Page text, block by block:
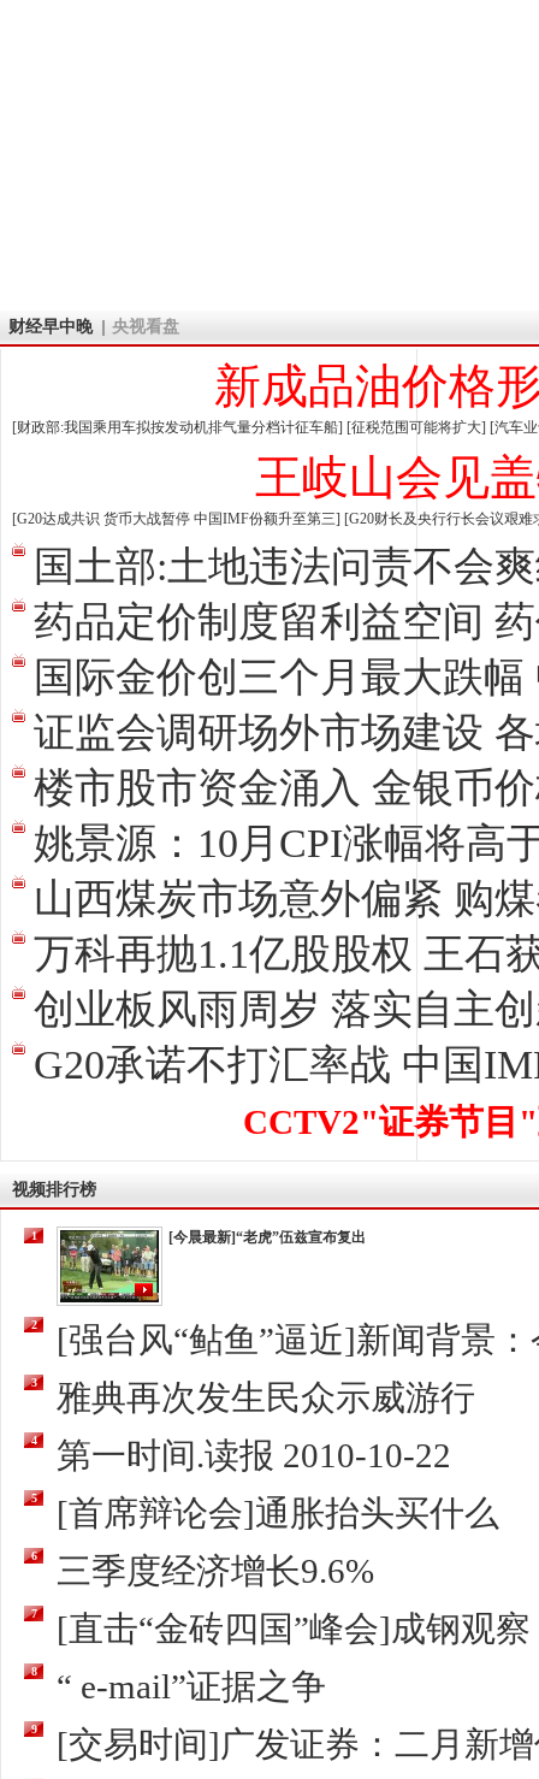
财经早中晚 央视看盘
新成品油价格
[财政部:我国乘用车拟按发动机排气量分档计征车船] [征税范围可能将扩大] [汽车
王岐山会见
[G20达成共识 货币大战暂停 中国IMF份额升至第三] [G20财长及央行行长会议艰
国土部:土地违法问责不会
药品定价制度留利益空间
国际金价创三个月最大跌
证监会调研场外市场建设
楼市股市资金涌入 金银币
姚景源：10月CPI涨幅将高
山西煤炭市场意外偏紧 购
万科再抛1.1亿股股权 王石
创业板风雨周岁 落实自主
G20承诺不打汇率战 中国
CCTV2"证券节目
视频排行榜
1 [今晨最新]“老虎”伍兹宣布复出
2 [强台风“鲇鱼”逼近]新闻背景：
3 雅典再次发生民众示威游行
4 第一时间.读报 2010-10-22
5 [首席辩论会]通胀抬头买什么
6 三季度经济增长9.6%
7 [直击“金砖四国”峰会]成钢观察
8 “ e-mail”证据之争
9 [交易时间]广发证券：二月新